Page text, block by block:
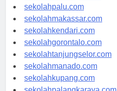
sekolahpalu.com
sekolahmakassar.com
sekolahkendari.com
sekolahgorontalo.com
sekolahtanjungselor.com
sekolahmanado.com
sekolahkupang.com